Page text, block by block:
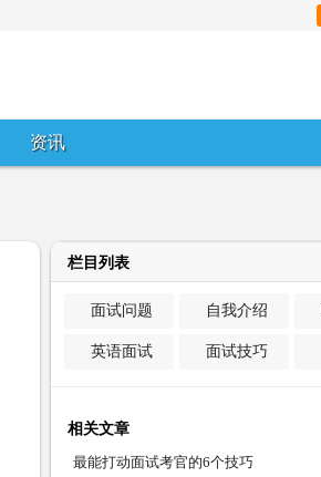
资讯
栏目列表
面试问题 自我介绍
英语面试 面试技巧
相关文章
最能打动面试考官的6个技巧